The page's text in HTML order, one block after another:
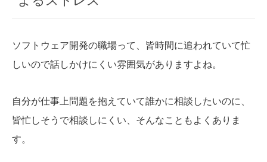
ソフトウェア開発の職場って、皆時間に追われていて忙
しいので話しかけにくい雰囲気がありますよね。
自分が仕事上問題を抱えていて誰かに相談したいのに、
皆忙しそうで相談しにくい、そんなこともよくありま
す。